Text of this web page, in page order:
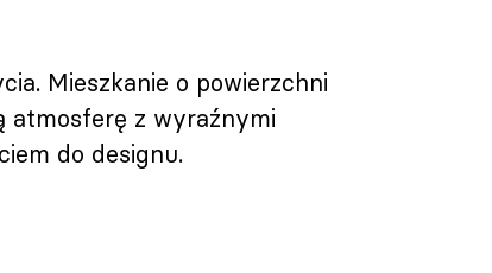
Mieszkanie o powierzchni
atmosferę z wyraźnymi
do designu.